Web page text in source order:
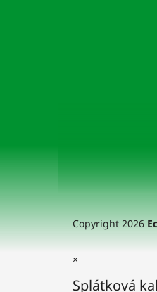
Copyright 2026
×
Splátková